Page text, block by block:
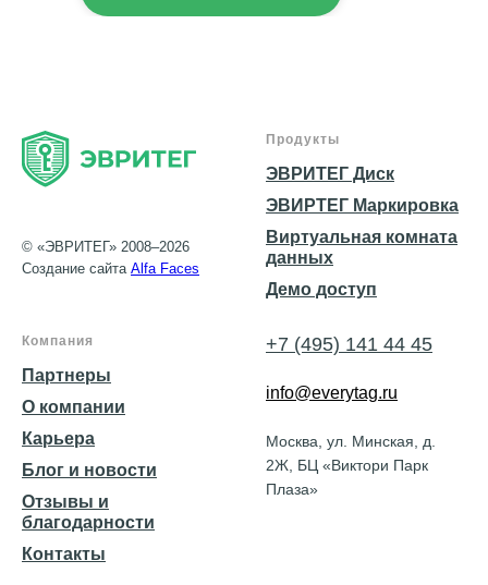
© «ЭВРИТЕГ» 2008–2026
Создание сайта Alfa Faces
Продукты
ЭВРИТЕГ Диск
ЭВИРТЕГ Маркировка
Виртуальная комната
данных
Демо доступ
Компания
Партнеры
О компании
Карьера
Блог и новости
Отзывы и
благодарности
Контакты
+7 (495) 141 44 45
info@everytag.ru
Москва, ул. Минская, д.
2Ж, БЦ «Виктори Парк
Плаза»